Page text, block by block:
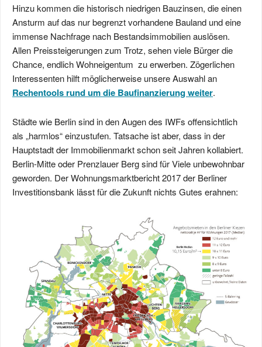
Hinzu kommen die historisch niedrigen Bauzinsen, die einen
Ansturm auf das nur begrenzt vorhandene Bauland und eine
immense Nachfrage nach Bestandsimmobilien auslösen.
Allen Preissteigerungen zum Trotz, sehen viele Bürger die
Chance, endlich Wohneigentum zu erwerben. Zögerlichen
Interessenten hilft möglicherweise unsere Auswahl an
Rechentools rund um die Baufinanzierung weiter.
Städte wie Berlin sind in den Augen des IWFs offensichtlich
als „harmlos“ einzustufen. Tatsache ist aber, dass in der
Hauptstadt der Immobilienmarkt schon seit Jahren kollabiert.
Berlin-Mitte oder Prenzlauer Berg sind für Viele unbewohnbar
geworden. Der Wohnungsmarktbericht 2017 der Berliner
Investitionsbank lässt für die Zukunft nichts Gutes erahnen: